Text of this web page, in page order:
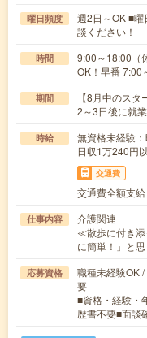
曜日頻度
週2日～OK ■
談ください！
時間
9:00～18:00（
OK！早番
期間
【8月中のス
2～3日後に就
時給
無資格未経験
日収1万240円
交通費
交通費全額支給
仕事内容
介護関連
≪散歩に付き
に簡単！」と
応募資格
職種未経験OK
要
■資格・経験・
歴書不要■面談